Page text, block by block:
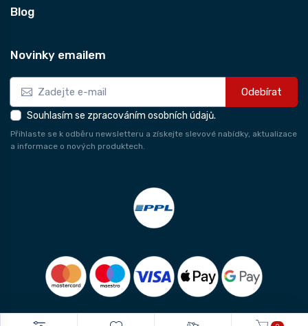
Blog
Novinky emailem
Odebírat
Souhlasím se zpracováním osobních údajů.
Přihlaste se k odběru newsletteru a získejte slevové nabídky, aktualizace
a informace o nových produktech.